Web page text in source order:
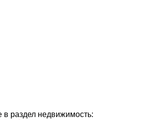
раздел недвижимость: